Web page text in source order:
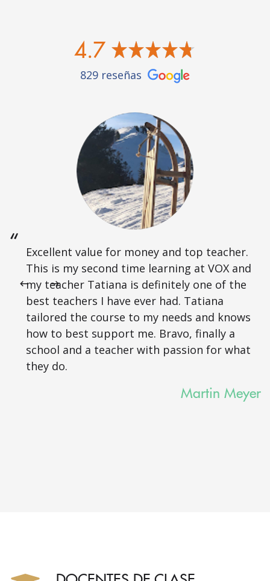
4.7
829 reseñas
Excellent value for money and top teacher.
This is my second time learning at VOX and
my teacher Tatiana is definitely one of the
best teachers I have ever had. Tatiana
tailored the course to my needs and knows
how to best support me. Bravo, finally a
school and a teacher with passion for what
they do.
Martin Meyer